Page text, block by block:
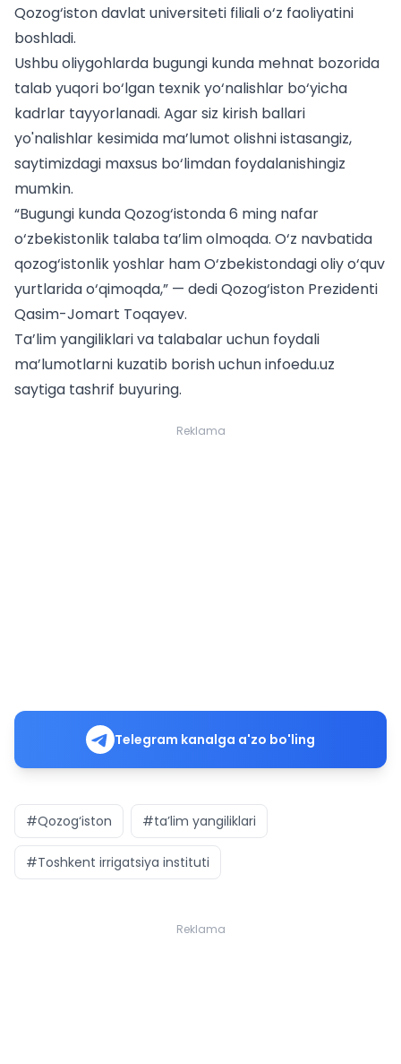
Qozog‘iston davlat universiteti filiali o‘z faoliyatini
boshladi.
Ushbu oliygohlarda bugungi kunda mehnat bozorida
talab yuqori bo‘lgan texnik yo‘nalishlar bo‘yicha
kadrlar tayyorlanadi. Agar siz kirish ballari
yo'nalishlar kesimida ma’lumot olishni istasangiz,
saytimizdagi maxsus bo‘limdan foydalanishingiz
mumkin.
“Bugungi kunda Qozog‘istonda 6 ming nafar
o‘zbekistonlik talaba ta’lim olmoqda. O‘z navbatida
qozog‘istonlik yoshlar ham O‘zbekistondagi oliy o‘quv
yurtlarida o‘qimoqda,” — dedi Qozog‘iston Prezidenti
Qasim-Jomart Toqayev.
Ta’lim yangiliklari va talabalar uchun foydali
ma’lumotlarni kuzatib borish uchun infoedu.uz
saytiga tashrif buyuring.
Reklama
Telegram kanalga a'zo bo'ling
#Qozog‘iston #ta’lim yangiliklari
#Toshkent irrigatsiya instituti
Reklama